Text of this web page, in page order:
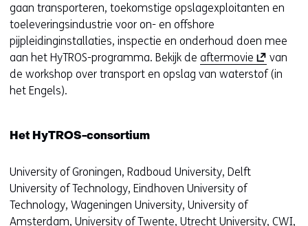
gaan transporteren, toekomstige opslagexploitanten en
toeleveringsindustrie voor on- en offshore
pijpleidinginstallaties, inspectie en onderhoud doen mee
aan het HyTROS-programma. Bekijk de aftermovie (
o
e
van
de workshop over transport en opslag van waterstof (in
het Engels).
Het HyTROS-consortium
University of Groningen, Radboud University, Delft
University of Technology, Eindhoven University of
Technology, Wageningen University, University of
Amsterdam, University of Twente, Utrecht University, CWI,